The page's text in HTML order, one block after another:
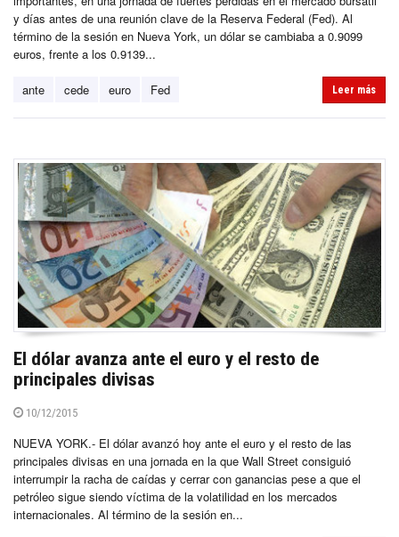
y días antes de una reunión clave de la Reserva Federal (Fed). Al
término de la sesión en Nueva York, un dólar se cambiaba a 0.9099
euros, frente a los 0.9139...
ante cede euro Fed Leer más
El dólar avanza ante el euro y el resto de
principales divisas
10/12/2015
NUEVA YORK.- El dólar avanzó hoy ante el euro y el resto de las
principales divisas en una jornada en la que Wall Street consiguió
interrumpir la racha de caídas y cerrar con ganancias pese a que el
petróleo sigue siendo víctima de la volatilidad en los mercados
internacionales. Al término de la sesión en...